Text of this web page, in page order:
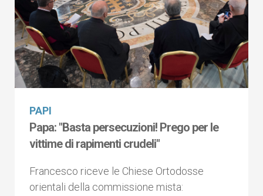
PAPI
Papa: "Basta persecuzioni! Prego per le
vittime di rapimenti crudeli"
Francesco riceve le Chiese Ortodosse
orientali della commissione mista: